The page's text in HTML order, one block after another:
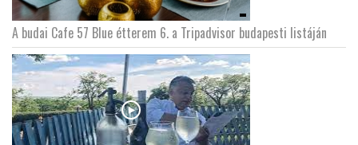
A budai Cafe 57 Blue étterem 6. a Tripadvisor budapesti listáján